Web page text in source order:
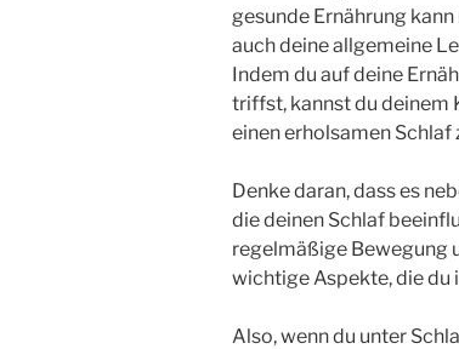
gesunde Ernährung
auch deine allgemeine
Indem du auf deine
triffst, kannst du deinem
einen erholsamen Schlaf
Denke daran, dass es
die deinen Schlaf
regelmäßige Bewegung
wichtige Aspekte, die du
Also, wenn du unter